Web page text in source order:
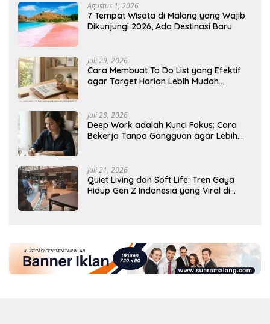
Agustus 1, 2026
7 Tempat Wisata di Malang yang Wajib
Dikunjungi 2026, Ada Destinasi Baru
Juli 29, 2026
Cara Membuat To Do List yang Efektif
agar Target Harian Lebih Mudah
Juli 28, 2026
Deep Work adalah Kunci Fokus: Cara
Bekerja Tanpa Gangguan agar Lebih
Juli 21, 2026
Quiet Living dan Soft Life: Tren Gaya
Hidup Gen Z Indonesia yang Viral di